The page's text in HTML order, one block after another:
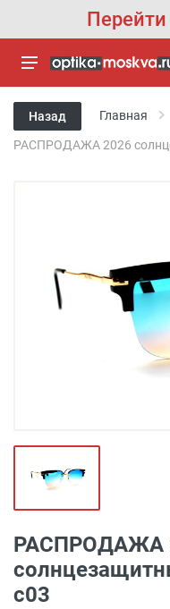
Назад Главная
РАСПРОДАЖА 2026
РАСПРОДАЖА
c03